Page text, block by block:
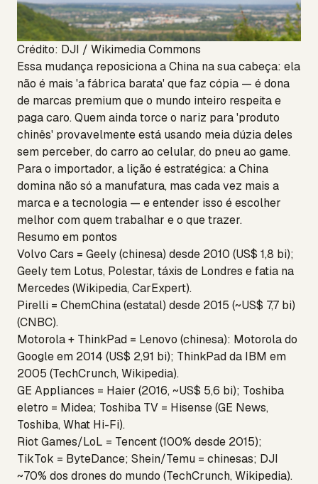
Crédito: DJI / Wikimedia Commons
Essa mudança reposiciona a China na sua cabeça: ela
não é mais 'a fábrica barata' que faz cópia — é dona
de marcas premium que o mundo inteiro respeita e
paga caro. Quem ainda torce o nariz para 'produto
chinês' provavelmente está usando meia dúzia deles
sem perceber, do carro ao celular, do pneu ao game.
Para o importador, a lição é estratégica: a China
domina não só a manufatura, mas cada vez mais a
marca e a tecnologia — e entender isso é escolher
melhor com quem trabalhar e o que trazer.
Resumo em pontos
Volvo Cars = Geely (chinesa) desde 2010 (US$ 1,8 bi);
Geely tem Lotus, Polestar, táxis de Londres e fatia na
Mercedes (Wikipedia, CarExpert).
Pirelli = ChemChina (estatal) desde 2015 (~US$ 7,7 bi)
(CNBC).
Motorola + ThinkPad = Lenovo (chinesa): Motorola do
Google em 2014 (US$ 2,91 bi); ThinkPad da IBM em
2005 (TechCrunch, Wikipedia).
GE Appliances = Haier (2016, ~US$ 5,6 bi); Toshiba
eletro = Midea; Toshiba TV = Hisense (GE News,
Toshiba, What Hi-Fi).
Riot Games/LoL = Tencent (100% desde 2015);
TikTok = ByteDance; Shein/Temu = chinesas; DJI
~70% dos drones do mundo (TechCrunch, Wikipedia).